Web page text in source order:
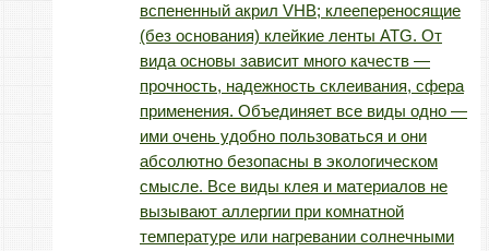
вспененный акрил VHB; клеепереносящие
(без основания) клейкие ленты ATG. От
вида основы зависит много качеств —
прочность, надежность склеивания, сфера
применения. Объединяет все виды одно —
ими очень удобно пользоваться и они
абсолютно безопасны в экологическом
смысле. Все виды клея и материалов не
вызывают аллергии при комнатной
температуре или нагревании солнечными